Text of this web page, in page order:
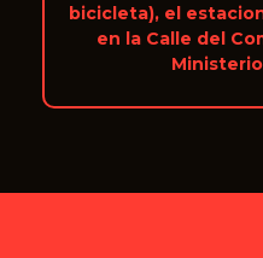
bicicleta), el
en la Calle del